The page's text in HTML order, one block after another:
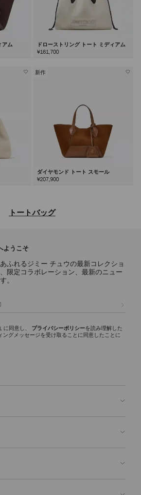
アム
ドローストリング トート ミディアム
¥161,700
新作
ダイヤモンド トート スモール
¥207,900
トートバッグ
シップと現代的なエレガンスを体現していま
のサイズまで、あらゆるシーンにフィットす
、究極のラグジュアリー トートバッグから、
る逸品を見つけましょう。
います。洗練されたクラフツマンシップとイ
タイルで、日常使いからエレガントな旅行ま
広シーンで活躍します。
を添えたロマンチックなラフィア ビーチバッ
週末のお出かけにもぴったりです。
コニックなトートバッグ
ローストリングトートなど、機能性と彫刻的
レスに組み合わせた、ジミー チュウのモダン
。 どのアイテムも、ブランドのシグネチャー
あるチョコレートやクリームカラーで上品さ
ようこそ
ふれるジミー チュウの最新コレクショ
限定コラボレーション、最新のニュー
。
, に同意し、 プライバシーポリシーを読み理解した
ングメッセージを受け取ることに同意したことに